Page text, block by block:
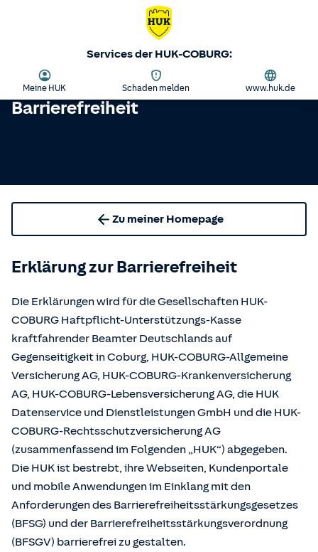
Services der HUK-COBURG:
Meine HUK Schaden melden www.huk.de
Barrierefreiheit
Zu meiner Homepage
Erklärung zur Barrierefreiheit
Die Erklärungen wird für die Gesellschaften HUK-
COBURG Haftpflicht-Unterstützungs-Kasse
kraftfahrender Beamter Deutschlands auf
Gegenseitigkeit in Coburg, HUK-COBURG-Allgemeine
Versicherung AG, HUK-COBURG-Krankenversicherung
AG, HUK-COBURG-Lebensversicherung AG, die HUK
Datenservice und Dienstleistungen GmbH und die HUK-
COBURG-Rechtsschutzversicherung AG
(zusammenfassend im Folgenden „HUK“) abgegeben.
Die HUK ist bestrebt, ihre Webseiten, Kundenportale
und mobile Anwendungen im Einklang mit den
Anforderungen des Barrierefreiheitsstärkungsgesetzes
(BFSG) und der Barrierefreiheitsstärkungsverordnung
(BFSGV) barrierefrei zu gestalten.